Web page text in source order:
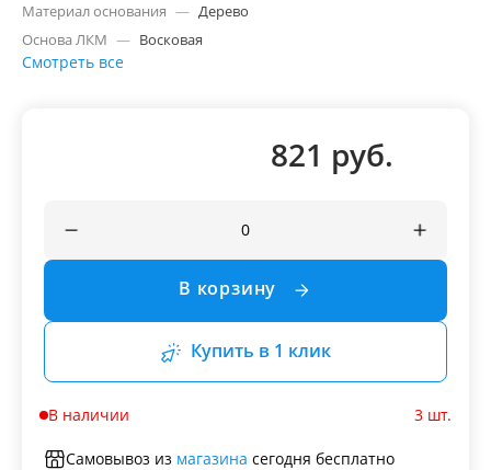
Материал основания — Дерево
Основа ЛКМ — Восковая
Смотреть все
821 руб.
В корзину
Купить в 1 клик
В наличии 3 шт.
Самовывоз из магазина сегодня бесплатно